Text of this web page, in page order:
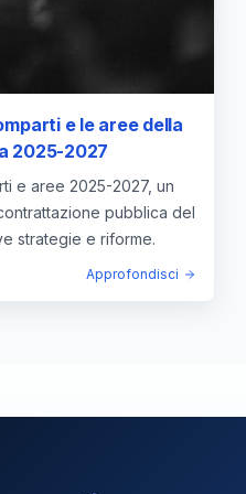
e le aree della
2025-2027
e aree 2025-2027, un
pubblica del
strategie e riforme.
Approfondisci